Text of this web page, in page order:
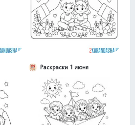
Раскраски 1 июня